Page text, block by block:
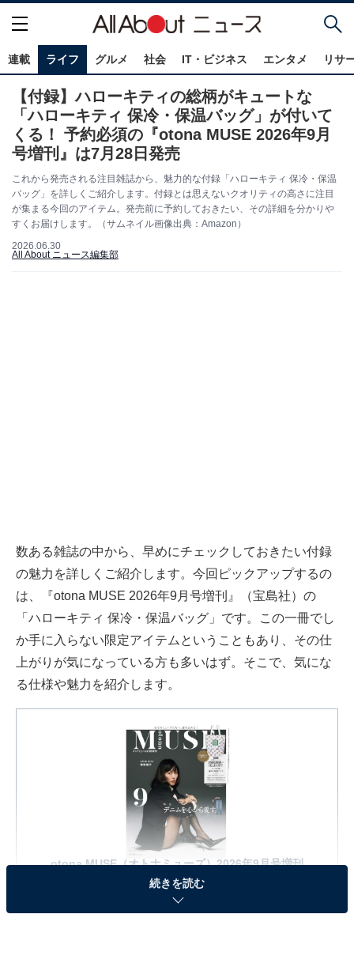
連載 ライフ グルメ 社会 IT・ビジネス エンタメ リサ
【付録】ハローキティの総柄がキュートな
「ハローキティ 保冷・保温バッグ」が付いて
くる！ 予約必須の『otona MUSE 2026年9月
号増刊』は7月28日発売
これから発売される注目雑誌から、魅力的な付録「ハローキティ 保冷・保温
バッグ」を詳しくご紹介します。付録とは思えないクオリティの高さに注目
が集まる今回のアイテム。発売前に予約しておきたい、その詳細を分かりや
すくお届けします。（サムネイル画像出典：Amazon）
2026.06.30
All About ニュース編集部
数ある雑誌の中から、早めにチェックしておきたい付録
の魅力を詳しくご紹介します。今回ピックアップするの
は、『otona MUSE 2026年9月号増刊』（宝島社）の
「ハローキティ 保冷・保温バッグ」です。この一冊でし
か手に入らない限定アイテムということもあり、その仕
上がりが気になっている方も多いはず。そこで、気にな
る仕様や魅力を紹介します。
otona MUSE（オトナミューズ）2026年9月号増刊
Amazonで見る
続きを読む